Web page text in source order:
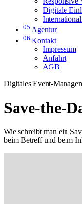
Digitale
05 Agentur
06 Kontakt
Impressum
Anfahrt
AGB
Digitales Event-
Save-the-
Wie schreibt man ein
beim Betreff und beim